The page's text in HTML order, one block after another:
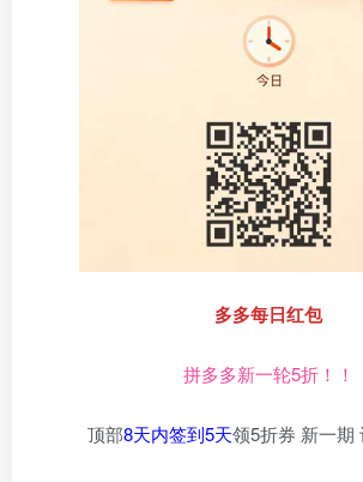
多多每日红包
拼多多新一轮5折！！
顶部8天内签到5天领5折券 新一期